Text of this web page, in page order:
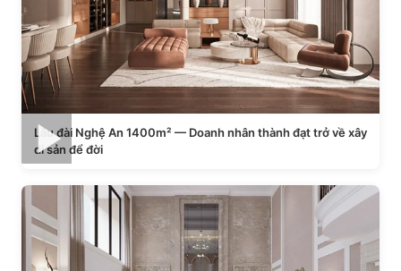
Lâu đài Nghệ An 1400m² — Doanh nhân thành đạt trở về xây
di sản để đời